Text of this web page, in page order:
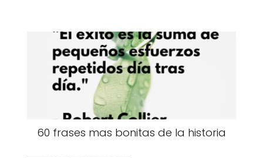
60 frases mas bonitas de la historia